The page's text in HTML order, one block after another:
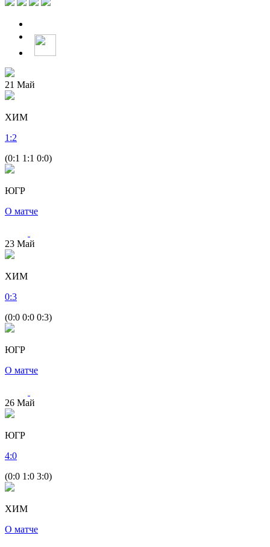
21 Май
ХИМ
1 :2
(0:1 1:1 0:0)
ЮГР
О матче
23 Май
ХИМ
0:3
(0:0 0:0 0:3)
ЮГР
О матче
26 Май
ЮГР
4:0
(0:0 1:0 3:0)
ХИМ
О матче